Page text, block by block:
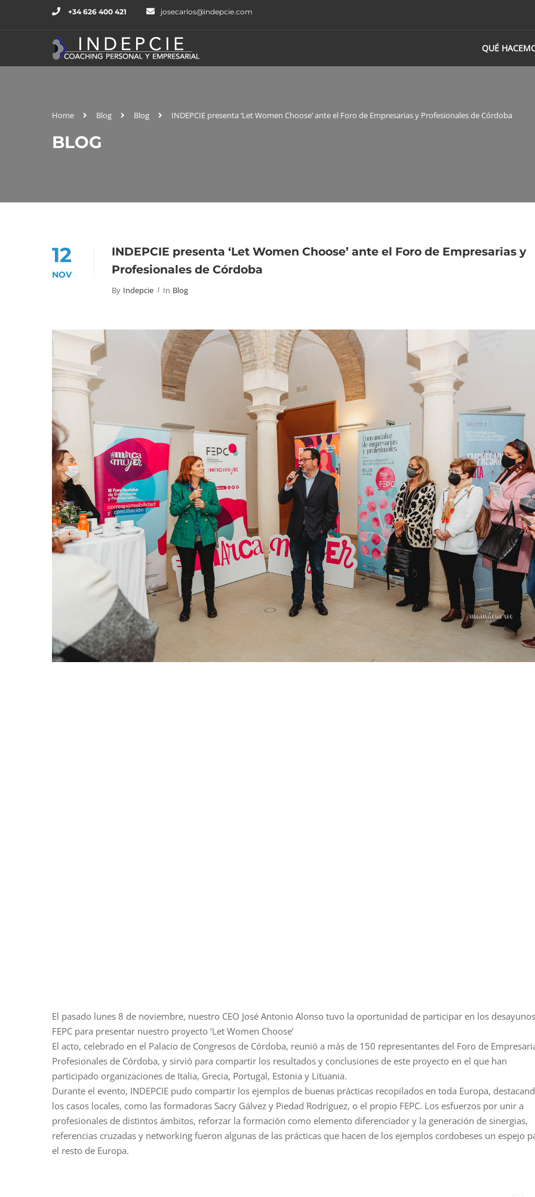
+34 626 400 421 josecarlos@indepcie.com
QUÉ
Home Blog Blog INDEPCIE presenta ‘Let Women Choose’ ante el Foro de Empresarias y Profesionales de Córdoba
BLOG
12
NOV
INDEPCIE presenta ‘Let Women Choose’ ante el Foro de Empresarias y
Profesionales de Córdoba
By Indepcie In Blog
El pasado lunes 8 de noviembre, nuestro CEO José Antonio Alonso tuvo la oportunidad de participar en los
FEPC para presentar nuestro proyecto ‘Let Women Choose’
El acto, celebrado en el Palacio de Congresos de Córdoba, reunió a más de 150 representantes del Foro de
Profesionales de Córdoba, y sirvió para compartir los resultados y conclusiones de este proyecto en el que han
participado organizaciones de Italia, Grecia, Portugal, Estonia y Lituania.
Durante el evento, INDEPCIE pudo compartir los ejemplos de buenas prácticas recopilados en toda Europa,
los casos locales, como las formadoras Sacry Gálvez y Piedad Rodríguez, o el propio FEPC. Los esfuerzos por unir a
profesionales de distintos ámbitos, reforzar la formación como elemento diferenciador y la generación de sinergias,
referencias cruzadas y networking fueron algunas de las prácticas que hacen de los ejemplos cordobeses un espejo
el resto de Europa.